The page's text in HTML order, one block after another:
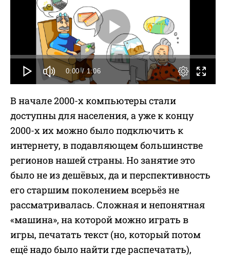
0:00 / 1:06
В начале 2000-х компьютеры стали
доступны для населения, а уже к концу
2000-х их можно было подключить к
интернету, в подавляющем большинстве
регионов нашей страны. Но занятие это
было не из дешёвых, да и перспективность
его старшим поколением всерьёз не
рассматривалась. Сложная и непонятная
«машина», на которой можно играть в
игры, печатать текст (но, который потом
ещё надо было найти где распечатать),